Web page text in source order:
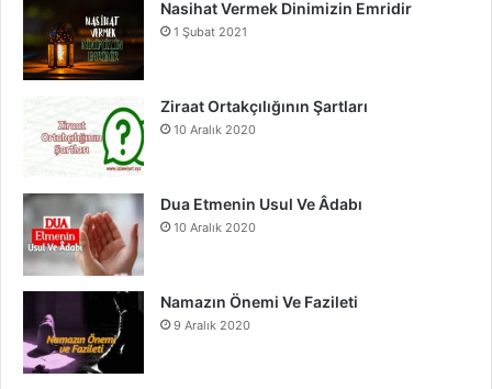
b
o
u
e
a
r
Nasihat Vermek Dinimizin Emridir
1 Şubat 2021
Ziraat Ortakçılığının Şartları
10 Aralık 2020
Dua Etmenin Usul Ve Âdabı
10 Aralık 2020
Namazın Önemi Ve Fazileti
9 Aralık 2020